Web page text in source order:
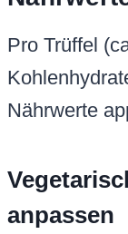
Pro Trüffel
Nährwerte
anpassen